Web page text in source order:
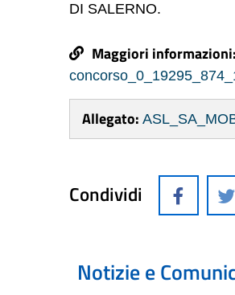
DI SALERNO.
Maggiori informazioni:
Allegato:
Condividi
Notizie e